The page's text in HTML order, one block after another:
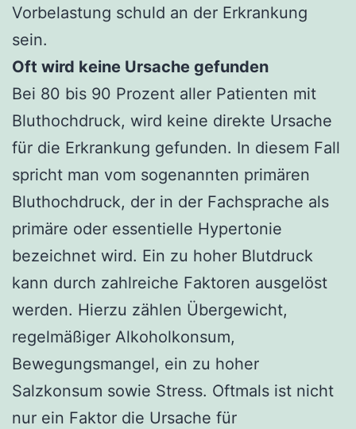
Vorbelastung schuld an der Erkrankung
sein.
Oft wird keine Ursache gefunden
Bei 80 bis 90 Prozent aller Patienten mit
Bluthochdruck, wird keine direkte Ursache
für die Erkrankung gefunden. In diesem Fall
spricht man vom sogenannten primären
Bluthochdruck, der in der Fachsprache als
primäre oder essentielle Hypertonie
bezeichnet wird. Ein zu hoher Blutdruck
kann durch zahlreiche Faktoren ausgelöst
werden. Hierzu zählen Übergewicht,
regelmäßiger Alkoholkonsum,
Bewegungsmangel, ein zu hoher
Salzkonsum sowie Stress. Oftmals ist nicht
nur ein Faktor die Ursache für